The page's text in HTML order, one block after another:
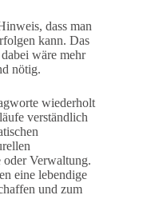
dass man
kann. Das
wäre mehr
nötig.
wiederholt
verständlich
oder Verwaltung.
eine lebendige
und zum